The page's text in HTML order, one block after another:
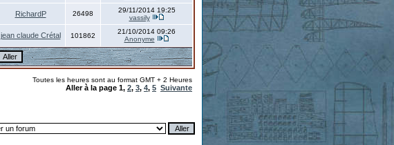
RichardP 26498
29/11/2014 19:25
vassily
jean claude Crétal 101862
21/10/2014 09:26
Anonyme
Toutes les heures sont au format GMT + 2 Heures
Aller à la page 1, 2, 3, 4, 5 Suivante